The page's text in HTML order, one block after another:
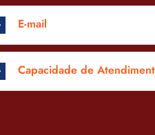
E-mail
Capacidade de